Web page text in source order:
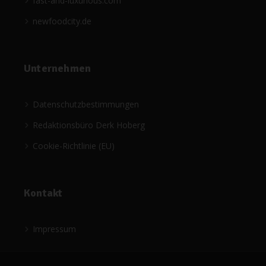
newfoodcity.de
Unternehmen
Datenschutzbestimmungen
Redaktionsbüro Derk Hoberg
Cookie-Richtlinie (EU)
Kontakt
Impressum